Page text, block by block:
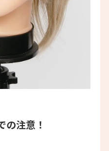
の注意！